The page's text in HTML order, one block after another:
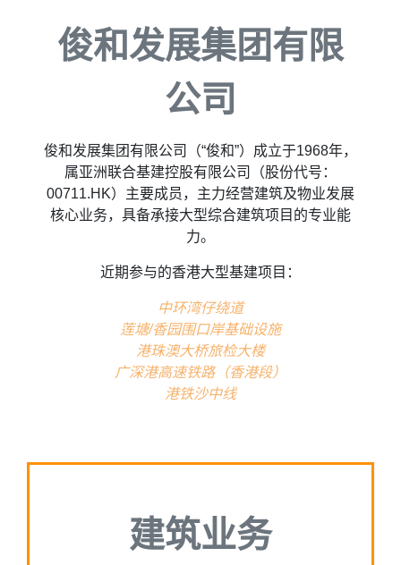
俊和发展集团有限
公司
俊和发展集团有限公司（“俊和”）成立于1968年，
属亚洲联合基建控股有限公司（股份代号：
00711.HK）主要成员，主力经营建筑及物业发展
核心业务，具备承接大型综合建筑项目的专业能
力。
近期参与的香港大型基建项目：
中环湾仔绕道
莲塘/香园围口岸基础设施
港珠澳大桥旅检大楼
广深港高速铁路（香港段）
港铁沙中线
建筑业务